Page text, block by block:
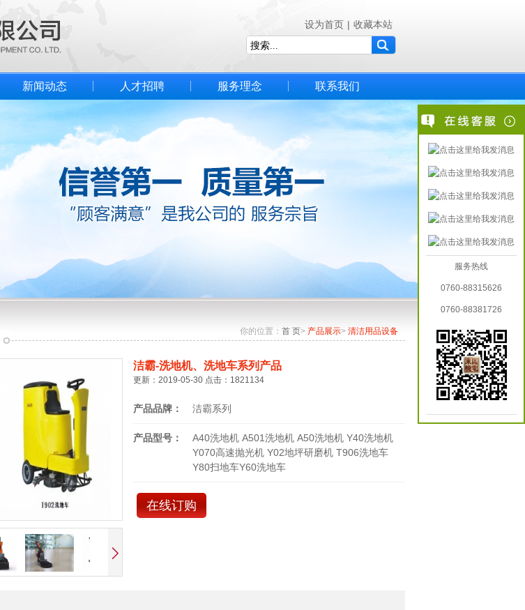
设为首页 | 收藏本站
新闻动态 人才招聘 服务理念 联系我们
你的位置： 首 页> 产品展示> 清洁用品设备
洁霸-洗地机、洗地车系列产品
更新：2019-05-30 点击：1821134
产品品牌： 洁霸系列
产品型号：
A40洗地机 A501洗地机 A50洗地机 Y40洗地机
Y070高速抛光机 Y02地坪研磨机 T906洗地车
Y80扫地车Y60洗地车
在线订购
服务热线
0760-88315626
0760-88381726